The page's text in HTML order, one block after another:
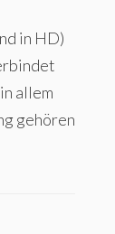
in HD)
allem
gehören